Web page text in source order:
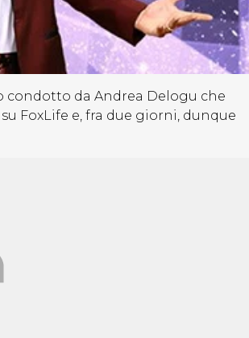
condotto da Andrea Delogu che
FoxLife e, fra due giorni, dunque